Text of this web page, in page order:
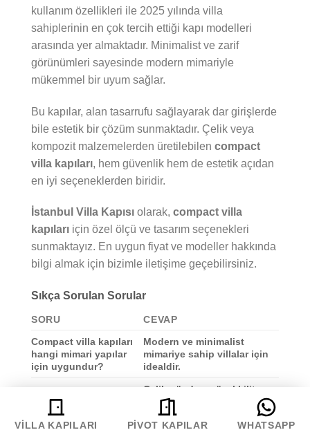
kullanım özellikleri ile 2025 yılında villa
sahiplerinin en çok tercih ettiği kapı modelleri
arasında yer almaktadır. Minimalist ve zarif
görünümleri sayesinde modern mimariyle
mükemmel bir uyum sağlar.
Bu kapılar, alan tasarrufu sağlayarak dar girişlerde
bile estetik bir çözüm sunmaktadır. Çelik veya
kompozit malzemelerden üretilebilen compact
villa kapıları, hem güvenlik hem de estetik açıdan
en iyi seçeneklerden biridir.
İstanbul Villa Kapısı olarak, compact villa
kapıları için özel ölçü ve tasarım seçenekleri
sunmaktayız. En uygun fiyat ve modeller hakkında
bilgi almak için bizimle iletişime geçebilirsiniz.
Sıkça Sorulan Sorular
SORU
CEVAP
Compact villa kapıları
hangi mimari yapılar
için uygundur?
Modern ve minimalist
mimariye sahip villalar için
idealdir.
kadar güvenlidir?
Çelik gövde ve özel kilit
sistemleri sayesinde yüksek
güvenlik sağlar.
VILLA KAPILARI PIVOT KAPILAR WHATSAPP